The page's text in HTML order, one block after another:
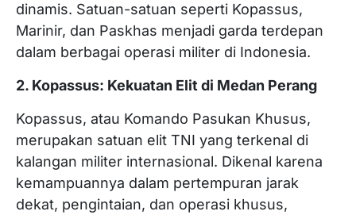
dinamis. Satuan-satuan seperti Kopassus,
Marinir, dan Paskhas menjadi garda terdepan
dalam berbagai operasi militer di Indonesia.
2. Kopassus: Kekuatan Elit di Medan Perang
Kopassus, atau Komando Pasukan Khusus,
merupakan satuan elit TNI yang terkenal di
kalangan militer internasional. Dikenal karena
kemampuannya dalam pertempuran jarak
dekat, pengintaian, dan operasi khusus,